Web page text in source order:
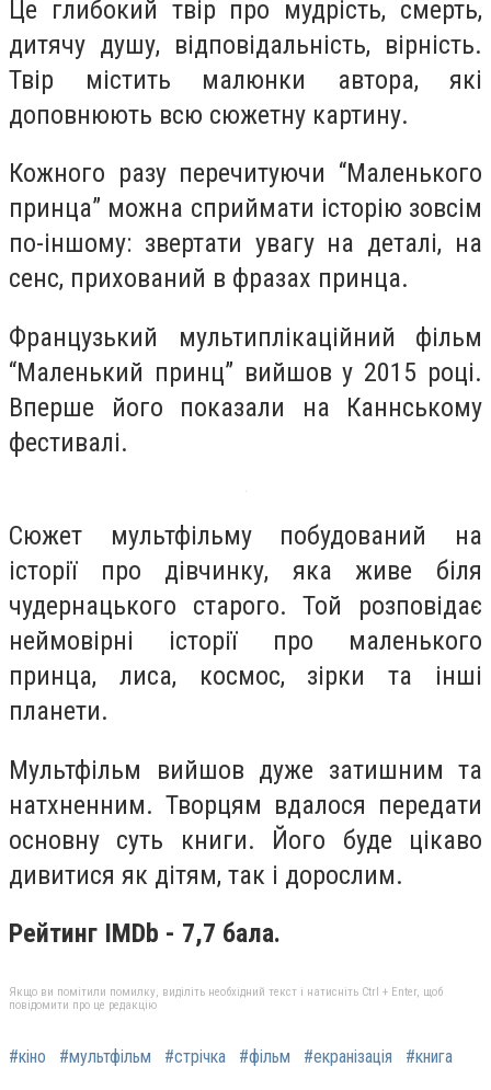
Це глибокий твір про мудрість, смерть,
дитячу душу, відповідальність, вірність.
Твір містить малюнки автора, які
доповнюють всю сюжетну картину.
Кожного разу перечитуючи “Маленького
принца” можна сприймати історію зовсім
по-іншому: звертати увагу на деталі, на
сенс, прихований в фразах принца.
Французький мультиплікаційний фільм
“Маленький принц” вийшов у 2015 році.
Вперше його показали на Каннському
фестивалі.
Сюжет мультфільму побудований на
історії про дівчинку, яка живе біля
чудернацького старого. Той розповідає
неймовірні історії про маленького
принца, лиса, космос, зірки та інші
планети.
Мультфільм вийшов дуже затишним та
натхненним. Творцям вдалося передати
основну суть книги. Його буде цікаво
дивитися як дітям, так і дорослим.
Рейтинг IMDb - 7,7 бала.
Якщо ви помітили помилку, виділіть необхідний текст і натисніть Ctrl + Enter, щоб
повідомити про це редакцію
#кіно #мультфільм #стрічка #фільм #екранізація #книга